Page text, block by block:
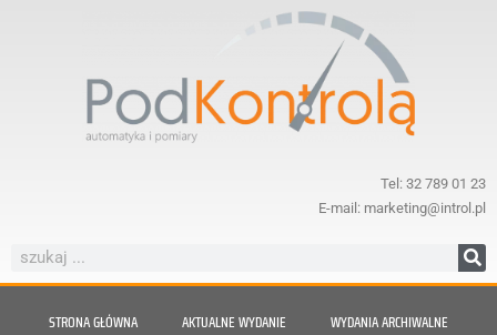
Tel: 32 789 01 23
E-mail: marketing@introl.pl
STRONA GŁÓWNA AKTUALNE WYDANIE WYDANIA ARCHIWALNE